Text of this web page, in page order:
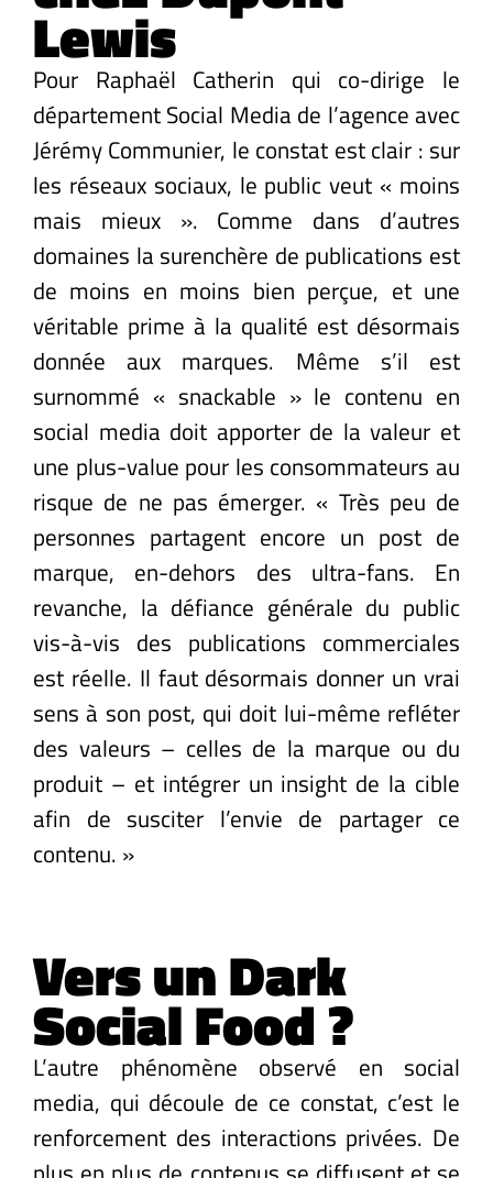
Lewis
Pour Raphaël Catherin qui co-dirige le
département Social Media de l’agence avec
Jérémy Communier, le constat est clair : sur
les réseaux sociaux, le public veut « moins
mais mieux ». Comme dans d’autres
domaines la surenchère de publications est
de moins en moins bien perçue, et une
véritable prime à la qualité est désormais
donnée aux marques. Même s’il est
surnommé « snackable » le contenu en
social media doit apporter de la valeur et
une plus-value pour les consommateurs au
risque de ne pas émerger. « Très peu de
personnes partagent encore un post de
marque, en-dehors des ultra-fans. En
revanche, la défiance générale du public
vis-à-vis des publications commerciales
est réelle. Il faut désormais donner un vrai
sens à son post, qui doit lui-même refléter
des valeurs – celles de la marque ou du
produit – et intégrer un insight de la cible
afin de susciter l’envie de partager ce
contenu. »
Vers un Dark
Social Food ?
L’autre phénomène observé en social
media, qui découle de ce constat, c’est le
renforcement des interactions privées. De